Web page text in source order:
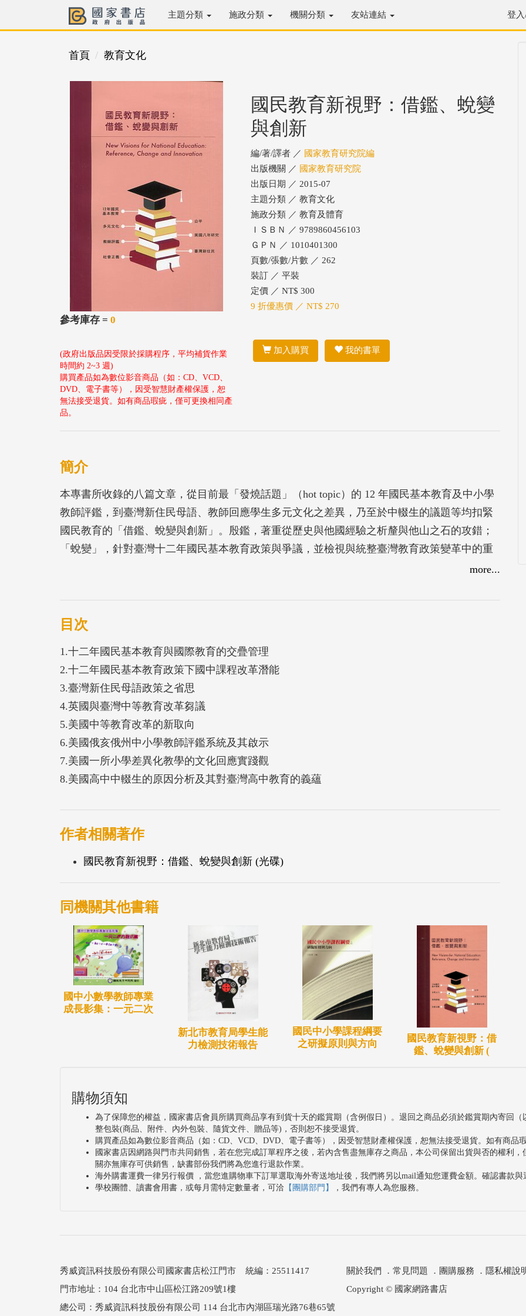
主題分類 施政分類 機關分類 友站連結 登
首頁 教育文化
參考庫存 = 0
(政府出版品因受限於採購程序，平均補貨作業
時間約 2~3 週)
購買產品如為數位影音商品（如：CD、VCD、
DVD、電子書等），因受智慧財產權保護，恕
無法接受退貨。如有商品瑕疵，僅可更換相同產
品。
國民教育新視野：借鑑、蛻變
與創新
編/著/譯者 ／ 國家教育研究院編
出版機關 ／ 國家教育研究院
出版日期 ／ 2015-07
主題分類 ／ 教育文化
施政分類 ／ 教育及體育
ＩＳＢＮ ／ 9789860456103
ＧＰＮ ／ 1010401300
頁數/張數/片數 ／ 262
裝訂 ／ 平裝
定價 ／ NT$ 300
9 折優惠價 ／ NT$ 270
加入購買 我的書單
簡介
本專書所收錄的八篇文章，從目前最「發燒話題」（hot topic）的 12 年國民基本教育及中小學
教師評鑑，到臺灣新住民母語、教師回應學生多元文化之差異，乃至於中輟生的議題等均扣緊
國民教育的「借鑑、蛻變與創新」。殷鑑，著重從歷史與他國經驗之析釐與他山之石的攻錯；
「蛻變」，針對臺灣十二年國民基本教育政策與爭議，並檢視與統整臺灣教育政策變革中的重
要議題；「創新」，則提出教師評鑑、教學品質與學生輔導需落實以學生為中心、學生參與，
more...
目次
1.十二年國民基本教育與國際教育的交疊管理
2.十二年國民基本教育政策下國中課程改革潛能
3.臺灣新住民母語政策之省思
4.英國與臺灣中等教育改革芻議
5.美國中等教育改革的新取向
6.美國俄亥俄州中小學教師評鑑系統及其啟示
7.美國一所小學差異化教學的文化回應實踐觀
8.美國高中中輟生的原因分析及其對臺灣高中教育的義蘊
作者相關著作
國民教育新視野：借鑑、蛻變與創新 (光碟)
同機關其他書籍
國中小數學教師專業
成長影集：一元二次
新北市教育局學生能
力檢測技術報告
國民中小學課程綱要
之研擬原則與方向
國民教育新視野：借
鑑、蛻變與創新 (
購物須知
為了保障您的權益，國家書店會員所購買商品享有到貨十天的鑑賞期（含例假日）。退回之商品必須於鑑賞期內寄回
整包裝(商品、附件、內外包裝、隨貨文件、贈品等)，否則恕不接受退貨。
購買產品如為數位影音商品（如：CD、VCD、DVD、電子書等），因受智慧財產權保護，恕無法接受退貨。如有商品
國家書店因網路與門市共同銷售，若在您完成訂單程序之後，若內含售盡無庫存之商品，本公司保留出貨與否的權利
關亦無庫存可供銷售，缺書部份我們將為您進行退款作業。
海外購書運費一律另行報價 ，當您進購物車下訂單選取海外寄送地址後，我們將另以mail通知您運費金額。確認書款
學校團體、讀書會用書，或每月需特定數量者，可洽 【團購部門】 ，我們有專人為您服務。
秀威資訊科技股份有限公司國家書店松江門市 統編：25511417
門市地址：104 台北市中山區松江路209號1樓
關於我們 ． 常見問題 ． 團購服務 ． 隱私權說
Copyright © 國家網路書店
總公司：秀威資訊科技股份有限公司 114 台北市內湖區瑞光路76巷65號